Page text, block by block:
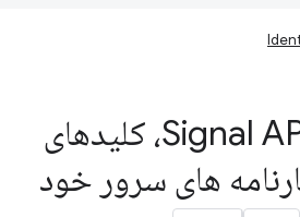
با استفاده از Signal API، کلیدهای
های سرور خود